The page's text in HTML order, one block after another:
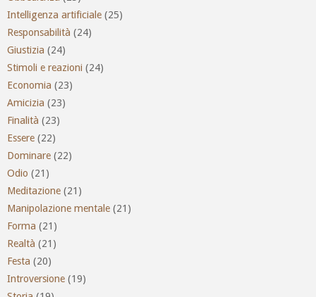
Intelligenza artificiale (25)
Responsabilità (24)
Giustizia (24)
Stimoli e reazioni (24)
Economia (23)
Amicizia (23)
Finalità (23)
Essere (22)
Dominare (22)
Odio (21)
Meditazione (21)
Manipolazione mentale (21)
Forma (21)
Realtà (21)
Festa (20)
Introversione (19)